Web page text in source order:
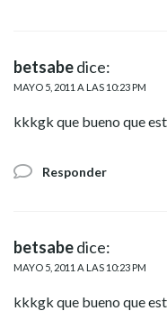
betsabedice:
MAYO 5, 2011 A LAS 10:23 PM
kkkgk que bueno que
Responder
betsabedice:
MAYO 5, 2011 A LAS 10:23 PM
kkkgk que bueno que